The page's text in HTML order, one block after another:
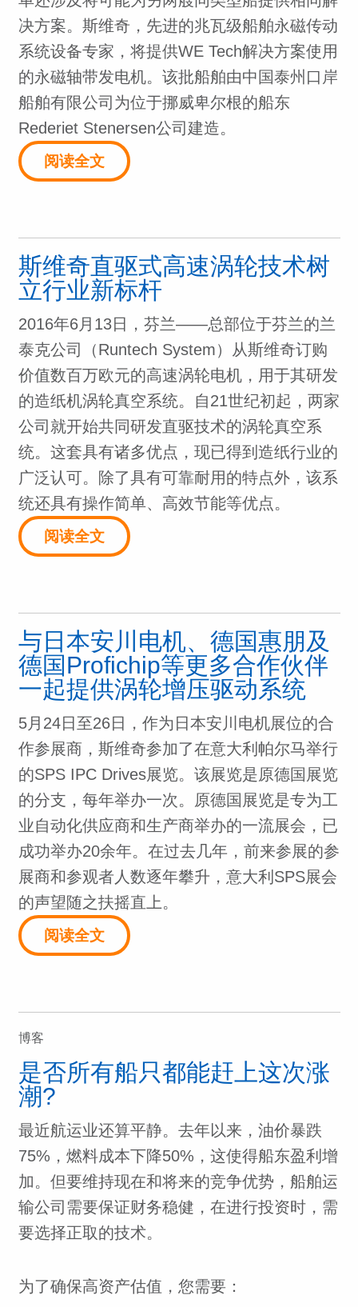
决方案。斯维奇，先进的兆瓦级船舶永磁传动
系统设备专家，将提供WE Tech解决方案使用
的永磁轴带发电机。该批船舶由中国泰州口岸
船舶有限公司为位于挪威卑尔根的船东
Rederiet Stenersen公司建造。
阅读全文
斯维奇直驱式高速涡轮技术树
立行业新标杆
2016年6月13日，芬兰——总部位于芬兰的兰
泰克公司（Runtech System）从斯维奇订购
价值数百万欧元的高速涡轮电机，用于其研发
的造纸机涡轮真空系统。自21世纪初起，两家
公司就开始共同研发直驱技术的涡轮真空系
统。这套具有诸多优点，现已得到造纸行业的
广泛认可。除了具有可靠耐用的特点外，该系
统还具有操作简单、高效节能等优点。
阅读全文
与日本安川电机、德国惠朋及
德国Profichip等更多合作伙伴
一起提供涡轮增压驱动系统
5月24日至26日，作为日本安川电机展位的合
作参展商，斯维奇参加了在意大利帕尔马举行
的SPS IPC Drives展览。该展览是原德国展览
的分支，每年举办一次。原德国展览是专为工
业自动化供应商和生产商举办的一流展会，已
成功举办20余年。在过去几年，前来参展的参
展商和参观者人数逐年攀升，意大利SPS展会
的声望随之扶摇直上。
阅读全文
博客
是否所有船只都能赶上这次涨
潮?
最近航运业还算平静。去年以来，油价暴跌
75%，燃料成本下降50%，这使得船东盈利增
加。但要维持现在和将来的竞争优势，船舶运
输公司需要保证财务稳健，在进行投资时，需
要选择正取的技术。
为了确保高资产估值，您需要：